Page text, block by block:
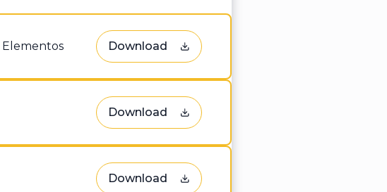
Download
Download
Download